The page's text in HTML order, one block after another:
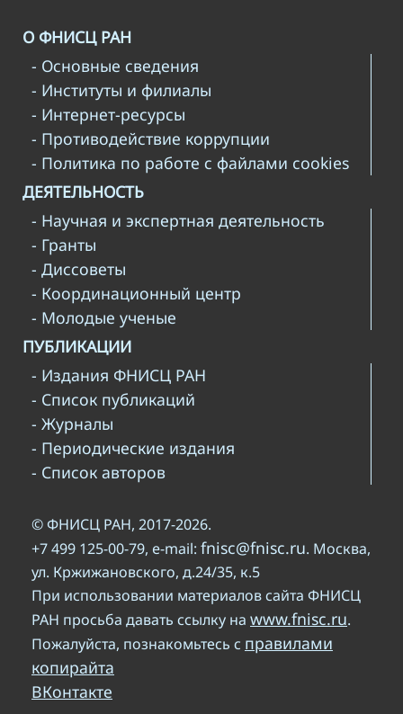
О ФНИСЦ РАН
- Основные сведения
- Институты и филиалы
- Интернет-ресурсы
- Противодействие коррупции
- Политика по работе с файлами cookies
ДЕЯТЕЛЬНОСТЬ
- Научная и экспертная деятельность
- Гранты
- Диссоветы
- Координационный центр
- Молодые ученые
ПУБЛИКАЦИИ
- Издания ФНИСЦ РАН
- Список публикаций
- Журналы
- Периодические издания
- Список авторов
© ФНИСЦ РАН, 2017-2026.
+7 499 125-00-79, e-mail: fnisc@fnisc.ru. Москва,
ул. Кржижановского, д.24/35, к.5
При использовании материалов сайта ФНИСЦ
РАН просьба давать ссылку на www.fnisc.ru.
Пожалуйста, познакомьтесь с правилами
копирайта
ВКонтакте